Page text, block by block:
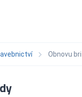
Obnovu